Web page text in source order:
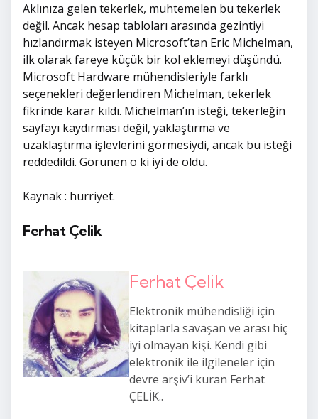
Aklınıza gelen tekerlek, muhtemelen bu tekerlek
değil. Ancak hesap tabloları arasında gezintiyi
hızlandırmak isteyen Microsoft’tan Eric Michelman,
ilk olarak fareye küçük bir kol eklemeyi düşündü.
Microsoft Hardware mühendisleriyle farklı
seçenekleri değerlendiren Michelman, tekerlek
fikrinde karar kıldı. Michelman’ın isteği, tekerleğin
sayfayı kaydırması değil, yaklaştırma ve
uzaklaştırma işlevlerini görmesiydi, ancak bu isteği
reddedildi. Görünen o ki iyi de oldu.
Kaynak : hurriyet.
Ferhat Çelik
Ferhat Çelik
Elektronik mühendisliği için
kitaplarla savaşan ve arası hiç
iyi olmayan kişi. Kendi gibi
elektronik ile ilgileneler için
devre arşiv’i kuran Ferhat
ÇELİK..